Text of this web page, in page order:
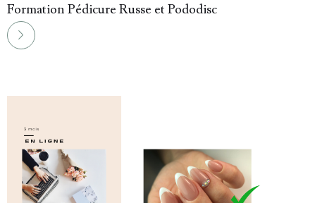
Formation Pédicure Russe et Pododisc